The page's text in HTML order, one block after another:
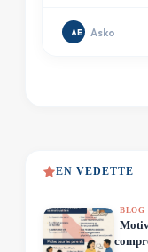
AE Asko
EN VEDETTE
BLOG